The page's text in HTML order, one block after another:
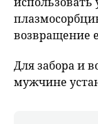
возвращение
Для забора и
мужчине